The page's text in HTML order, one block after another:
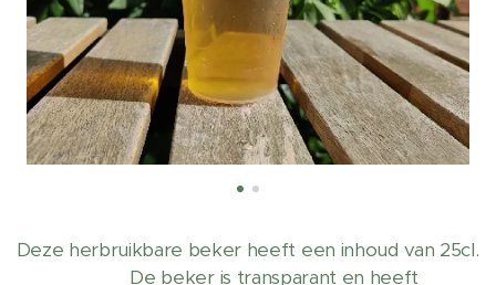
Deze herbruikbare beker heeft een inhoud van 25cl.
De beker is transparant en heeft